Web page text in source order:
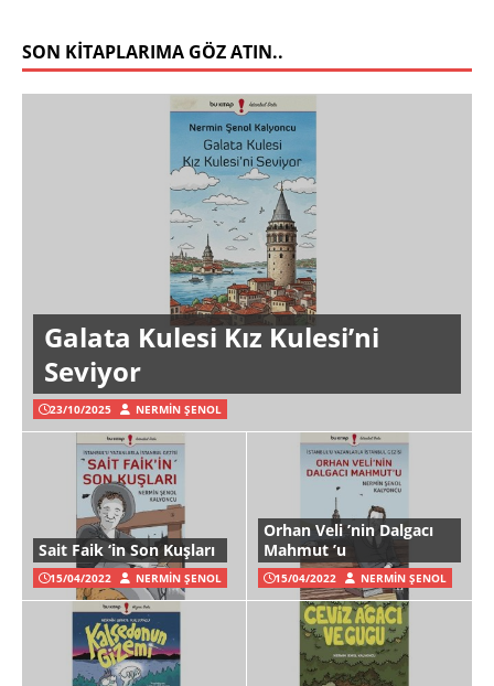
SON KITAPLARIMA GÖZ ATIN..
Galata Kulesi Kız Kulesi’ni
Seviyor
23/10/2025 NERMIN ŞENOL
Sait Faik ‘in Son Kuşları
15/04/2022 NERMIN ŞENOL
Orhan Veli ’nin Dalgacı
Mahmut ’u
15/04/2022 NERMIN ŞENOL